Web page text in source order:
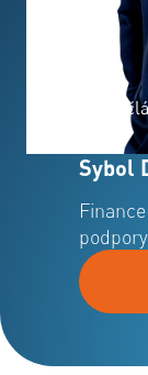
Autor
Sybol